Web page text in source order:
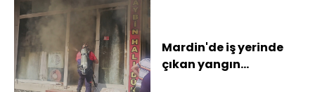
Mardin'de iş yerinde
çıkan yangın